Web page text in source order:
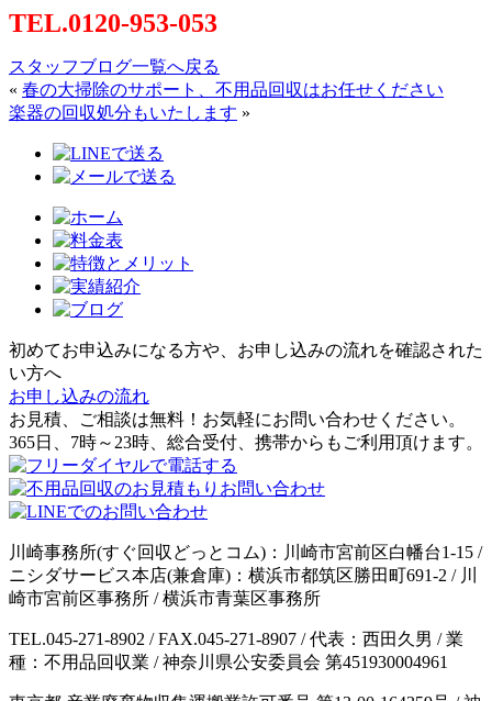
TEL.0120-953-053
スタッフブログ一覧へ戻る
« 春の大掃除のサポート、不用品回収はお任せください
楽器の回収処分もいたします »
初めてお申込みになる方や、お申し込みの流れを確認された
い方へ
お申し込みの流れ
お見積、ご相談は無料！お気軽にお問い合わせください。
365日、7時～23時、総合受付、携帯からもご利用頂けます。
川崎事務所(すぐ回収どっとコム)：川崎市宮前区白幡台1-15 /
ニシダサービス本店(兼倉庫)：横浜市都筑区勝田町691-2 / 川
崎市宮前区事務所 / 横浜市青葉区事務所
TEL.045-271-8902 / FAX.045-271-8907 / 代表：西田久男 / 業
種：不用品回収業 / 神奈川県公安委員会 第451930004961